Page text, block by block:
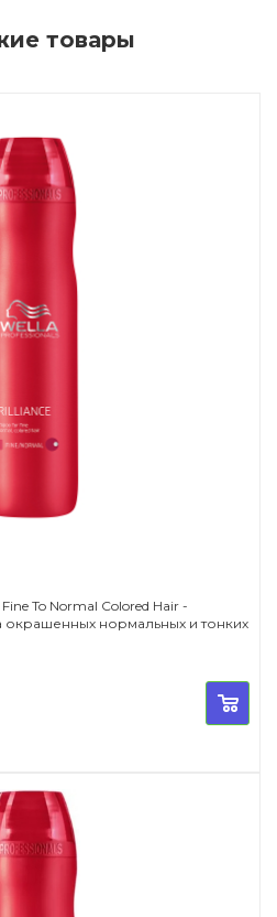
товары
To Normal Colored Hair -
окрашенных нормальных и тонких